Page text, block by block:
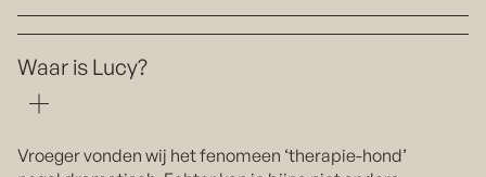
Waar is Lucy?
Vroeger vonden wij het fenomeen ‘therapie-hond’